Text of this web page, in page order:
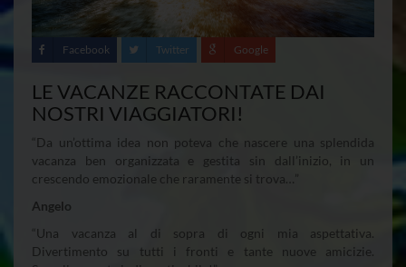
Facebook Twitter Google
LE VACANZE RACCONTATE DAI
NOSTRI VIAGGIATORI!
“Da un’ottima idea non poteva che nascere una splendida
vacanza ben organizzata e gestita sin dall’inizio, in un
crescendo emozionale che raramente si trova…”
Angelo
“Una vacanza al di sopra di ogni mia aspettativa.
Divertimento su tutti i fronti e tante nuove amicizie.